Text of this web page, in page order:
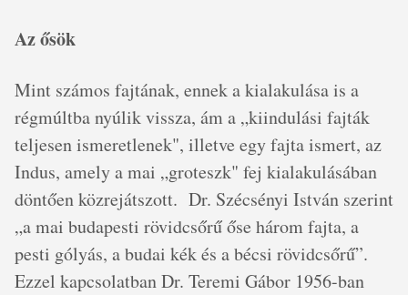
Az ősök
Mint számos fajtának, ennek a kialakulása is a
régmúltba nyúlik vissza, ám a „kiindulási fajták
teljesen ismeretlenek", illetve egy fajta ismert, az
Indus, amely a mai „groteszk" fej kialakulásában
döntően közrejátszott. Dr. Szécsényi István szerint
„a mai budapesti rövidcsőrű őse három fajta, a
pesti gólyás, a budai kék és a bécsi rövidcsőrű”.
Ezzel kapcsolatban Dr. Teremi Gábor 1956-ban